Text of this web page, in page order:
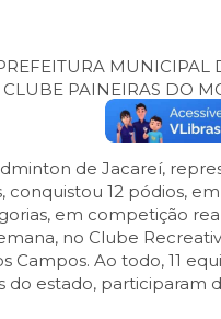
MUNICIPAL
PAINEIRAS DO
de Jacareí,
conquistou 12 pódios, em
em competição
no Clube
Campos. Ao todo, 11
do estado, participaram